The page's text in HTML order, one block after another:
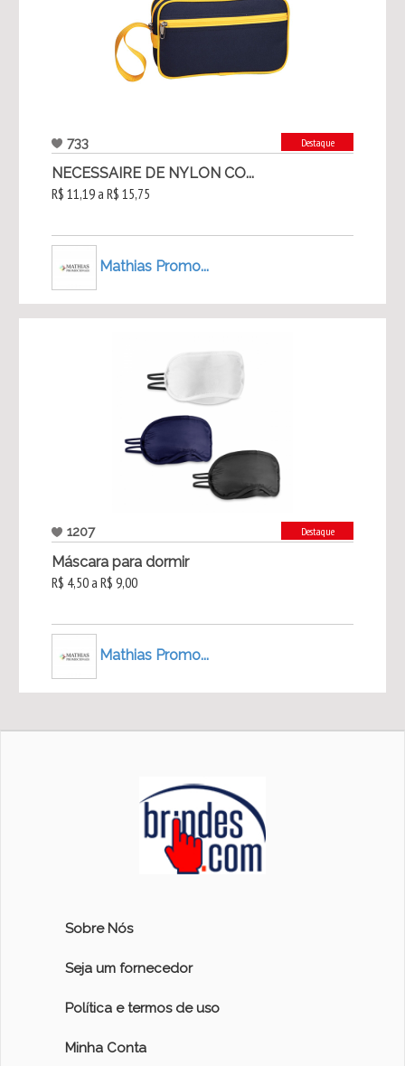
733 Destaque
NECESSAIRE DE NYLON CO...
R$ 11,19 a R$ 15,75
Mathias Promo...
1207 Destaque
Máscara para dormir
R$ 4,50 a R$ 9,00
Mathias Promo...
Sobre Nós
Seja um fornecedor
Política e termos de uso
Minha Conta